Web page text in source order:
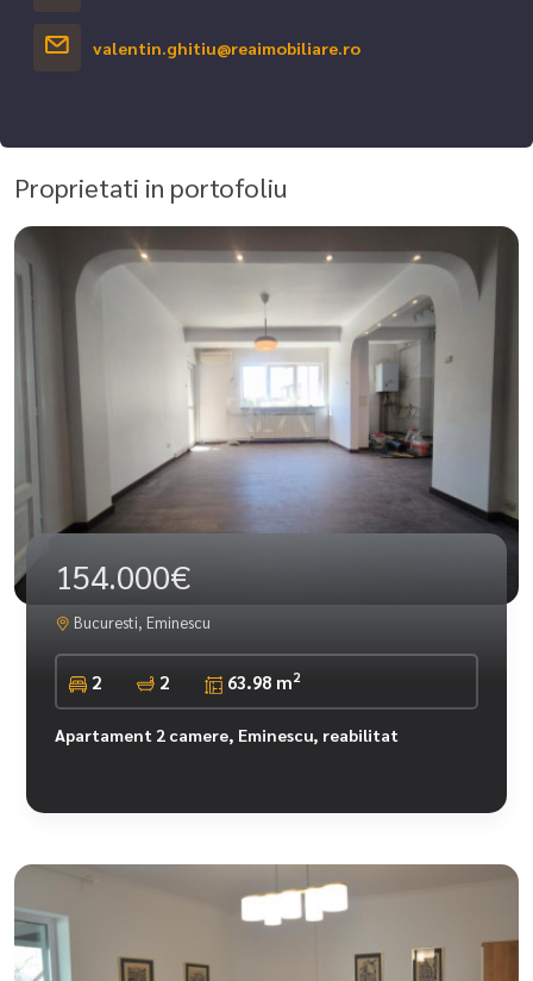
valentin.ghitiu@reaimobiliare.ro
Proprietati in portofoliu
154.000€
Bucuresti, Eminescu
2 2 63.98 m2
Apartament 2 camere, Eminescu, reabilitat